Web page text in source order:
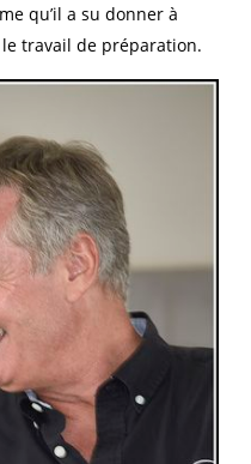
qu’il a su donner à
travail de préparation.